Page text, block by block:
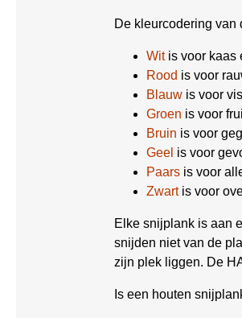
De kleurcodering van
Witis voor kaas
Rood is voor
Blauw is voor vis
Groen is voor
Bruin is voor
Geel is voor
Paars is voor
Zwartis voor
Elke snijplank is aan
snijden niet van de
zijn plek liggen. De
Is een houten